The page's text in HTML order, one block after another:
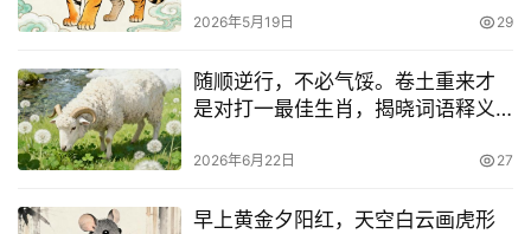
2026年5月19日 29
随顺逆行，不必气馁。卷土重来才
是对打一最佳生肖，揭晓词语释义
2026年6月22日 27
早上黄金夕阳红，天空白云画虎形